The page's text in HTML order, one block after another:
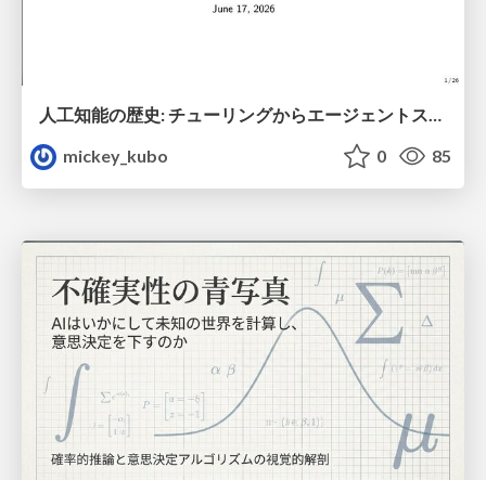
人工知能の歴史: チューリングからエージェントスキルに至る道程}
mickey_kubo
0 85